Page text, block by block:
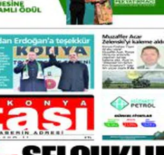
Aydın
Balıkesir
Bilecik
Bingöl
Bitlis